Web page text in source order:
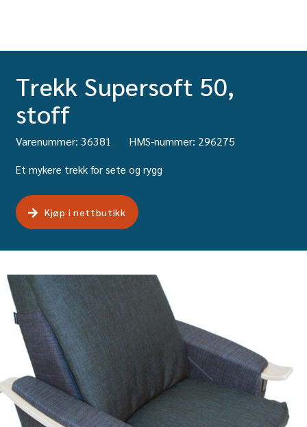
Trekk Supersoft 50,
stoff
Varenummer: 36381 HMS-nummer: 296275
Et mykere trekk for sete og rygg
Kjøp i nettbutikk